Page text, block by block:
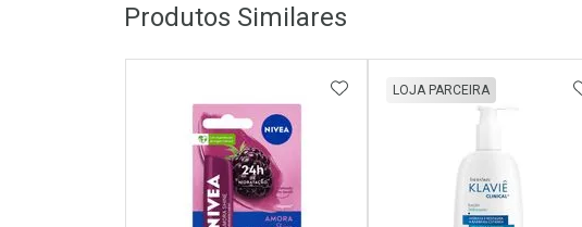
Produtos Similares
ADICIONAR AOS
LOJA PARCEIRA